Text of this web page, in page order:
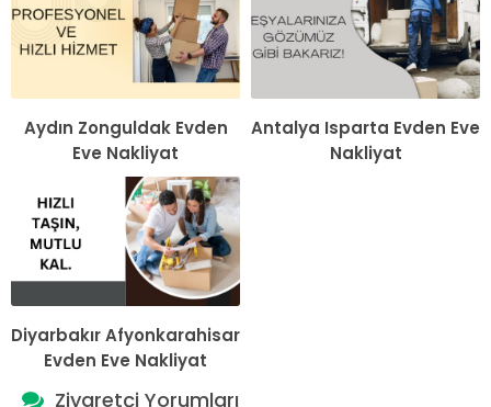
Aydın Zonguldak Evden
Eve Nakliyat
Antalya Isparta Evden Eve
Nakliyat
Diyarbakır Afyonkarahisar
Evden Eve Nakliyat
Ziyaretçi Yorumları